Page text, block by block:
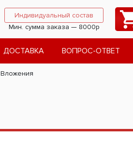
Индивидуальный состав
Мин. сумма заказа — 8000р
ДОСТАВКА ВОПРОС-ОТВЕТ
Вложения